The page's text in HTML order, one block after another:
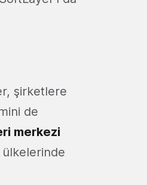
şirketlere
de
merkezi